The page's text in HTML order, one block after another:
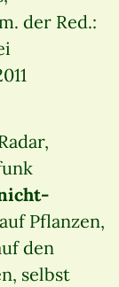
der Red.:
Pflanzen,
den
selbst